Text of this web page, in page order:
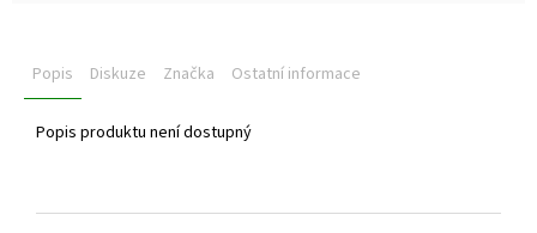
Popis Diskuze Značka Ostatní informace
Popis produktu není dostupný